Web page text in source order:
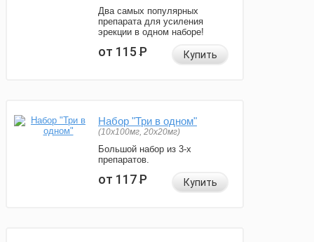
Два самых популярных
препарата для усиления
эрекции в одном наборе!
от 115Р Купить
Набор "Три в одном"
(10x100мг, 20x20мг)
Большой набор из 3-х
препаратов.
от 117Р Купить